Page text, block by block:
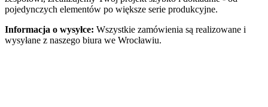
pojedynczych elementów po większe serie produkcyjne.
Informacja o wysyłce: Wszystkie zamówienia są realizowane i
wysyłane z naszego biura we Wrocławiu.